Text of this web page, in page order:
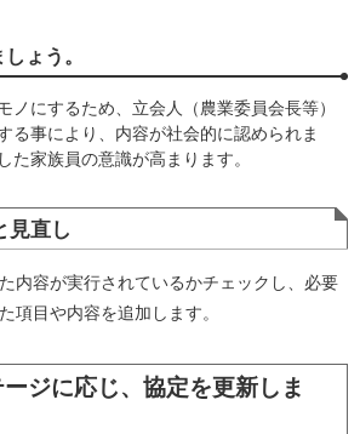
ょう。
ノにするため、立会人（農業委員会長等）
る事により、内容が社会的に認められま
た家族員の意識が高まります。
直し
内容が実行されているかチェックし、必要
項目や内容を追加します。
ジに応じ、協定を更新しま